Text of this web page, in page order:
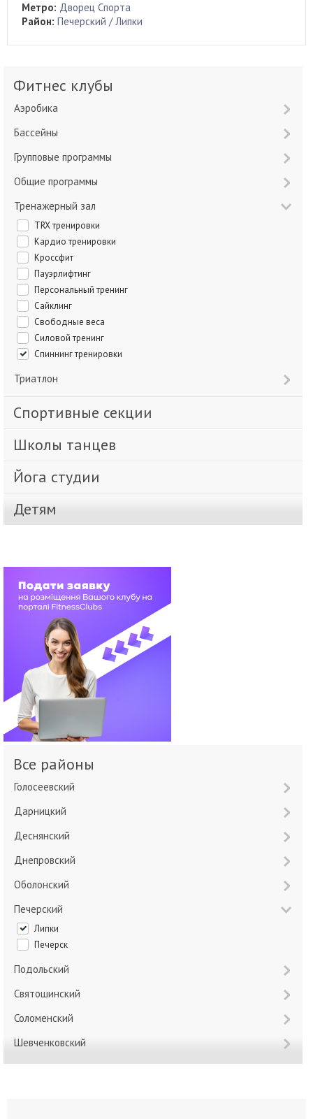
Метро: Дворец Спорта
Район: Печерский / Липки
Фитнес клубы
Аэробика
Бассейны
Групповые программы
Общие программы
Тренажерный зал
TRX тренировки
Кардио тренировки
Кроссфит
Пауэрлифтинг
Персональный тренинг
Сайклинг
Свободные веса
Силовой тренинг
Спиннинг тренировки
Триатлон
Спортивные секции
Школы танцев
Йога студии
Детям
Все районы
Голосеевский
Дарницкий
Деснянский
Днепровский
Оболонский
Печерский
Липки
Печерск
Подольский
Святошинский
Соломенский
Шевченковский